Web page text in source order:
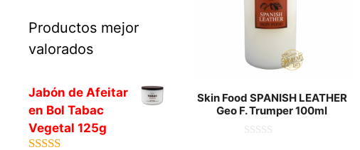
Skin Food SPANISH LEATHER
Geo F. Trumper 100ml
Productos mejor
valorados
Jabón de Afeitar
en Bol Tabac
Vegetal 125g